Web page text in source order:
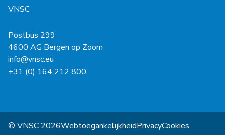
VNSC
Postbus 299
4600 AG Bergen op Zoom
info@vnsc.eu
+31 (0) 164 212 800
© VNSC 2026WebtoegankelijkheidPrivacyCookies